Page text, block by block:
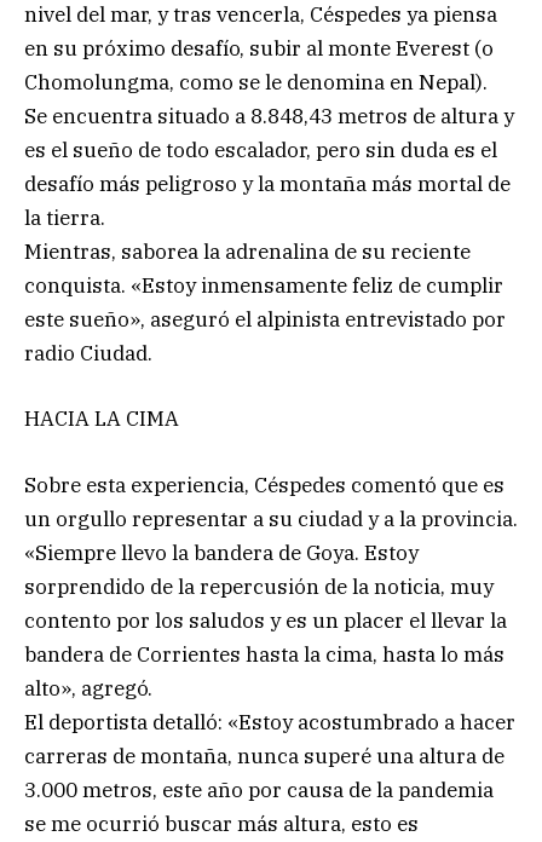
nivel del mar, y tras vencerla, Céspedes ya piensa
en su próximo desafío, subir al monte Everest (o
Chomolungma, como se le denomina en Nepal).
Se encuentra situado a 8.848,43 metros de altura y
es el sueño de todo escalador, pero sin duda es el
desafío más peligroso y la montaña más mortal de
la tierra.
Mientras, saborea la adrenalina de su reciente
conquista. «Estoy inmensamente feliz de cumplir
este sueño», aseguró el alpinista entrevistado por
radio Ciudad.
HACIA LA CIMA
Sobre esta experiencia, Céspedes comentó que es
un orgullo representar a su ciudad y a la provincia.
«Siempre llevo la bandera de Goya. Estoy
sorprendido de la repercusión de la noticia, muy
contento por los saludos y es un placer el llevar la
bandera de Corrientes hasta la cima, hasta lo más
alto», agregó.
El deportista detalló: «Estoy acostumbrado a hacer
carreras de montaña, nunca superé una altura de
3.000 metros, este año por causa de la pandemia
se me ocurrió buscar más altura, esto es